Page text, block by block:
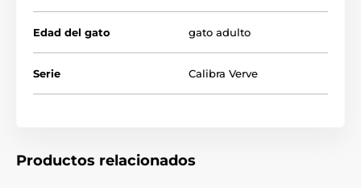
chlorella:efectos desintoxicantes y refuerza la
inmunidad
Edad del gato gato adulto
Serie Calibra Verve
Productos relacionados